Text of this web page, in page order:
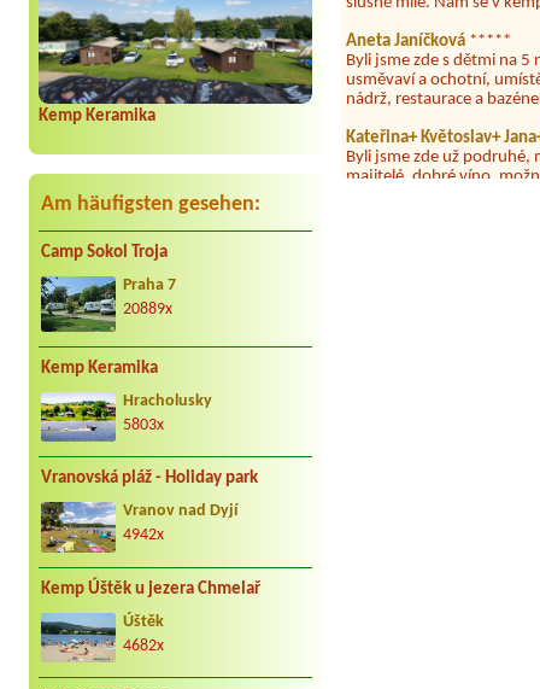
Kemp Keramika
Am häufigsten gesehen:
Camp Sokol Troja
Praha 7
20889x
Kemp Keramika
Hracholusky
5803x
Vranovská pláž - Holiday park
Vranov nad Dyjí
4942x
Kemp Úštěk u jezera Chmelař
Úštěk
4682x
Byli jsme zde s dětmi na 5
usměvaví a ochotní,
nádrž, restaurace a
Byli jsme zde už podruhé,
majitelé, dobré víno,
dovolená 🤩🤩